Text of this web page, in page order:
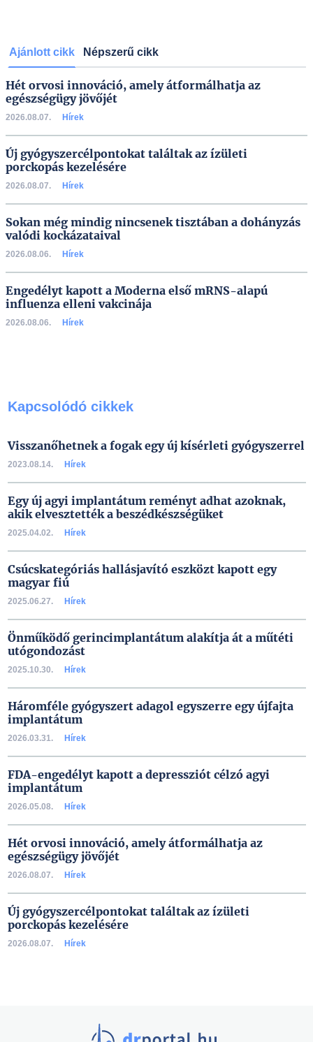
Ajánlott cikk Népszerű cikk
Hét orvosi innováció, amely átformálhatja az
egészségügy jövőjét
2026.08.07. Hírek
Új gyógyszercélpontokat találtak az ízületi
porckopás kezelésére
2026.08.07. Hírek
Sokan még mindig nincsenek tisztában a dohányzás
valódi kockázataival
2026.08.06. Hírek
Engedélyt kapott a Moderna első mRNS-alapú
influenza elleni vakcinája
2026.08.06. Hírek
Kapcsolódó cikkek
Visszanőhetnek a fogak egy új kísérleti gyógyszerrel
2023.08.14. Hírek
Egy új agyi implantátum reményt adhat azoknak,
akik elvesztették a beszédkészségüket
2025.04.02. Hírek
Csúcskategóriás hallásjavító eszközt kapott egy
magyar fiú
2025.06.27. Hírek
Önműködő gerincimplantátum alakítja át a műtéti
utógondozást
2025.10.30. Hírek
Háromféle gyógyszert adagol egyszerre egy újfajta
implantátum
2026.03.31. Hírek
FDA-engedélyt kapott a depressziót célzó agyi
implantátum
2026.05.08. Hírek
Hét orvosi innováció, amely átformálhatja az
egészségügy jövőjét
2026.08.07. Hírek
Új gyógyszercélpontokat találtak az ízületi
porckopás kezelésére
2026.08.07. Hírek